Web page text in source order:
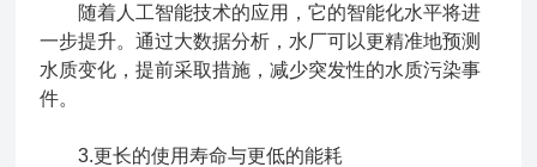
随着人工智能技术的应用，它的智能化水平将进
一步提升。通过大数据分析，水厂可以更精准地预测
水质变化，提前采取措施，减少突发性的水质污染事
件。
3.更长的使用寿命与更低的能耗